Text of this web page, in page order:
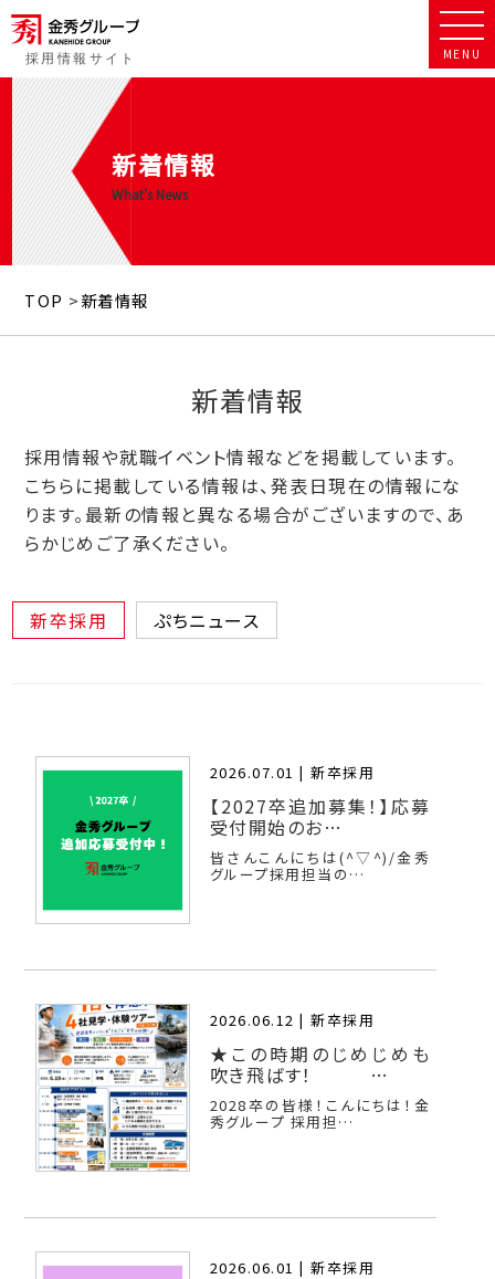
MENU
新着情報
What's News
TOP >新着情報
新着情報
採用情報や就職イベント情報などを掲載しています。
こちらに掲載している情報は、発表日現在の情報にな
ります。最新の情報と異なる場合がございますので、あ
らかじめご了承ください。
新卒採用 ぷちニュース
2026.07.01 | 新卒採用
【2027卒追加募集！】応募
受付開始のお…
皆さんこんにちは(^▽^)/金秀
グループ採用担当の…
2026.06.12 | 新卒採用
★この時期のじめじめも
吹き飛ばす！ …
2028卒の皆様！こんにちは！金
秀グループ 採用担…
2026.06.01 | 新卒採用